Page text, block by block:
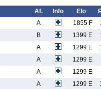
Af. Info Elo
A 1855 F
B 1399 E
A 1299 E
A
1299 E
A
1299 E
A 1299 E